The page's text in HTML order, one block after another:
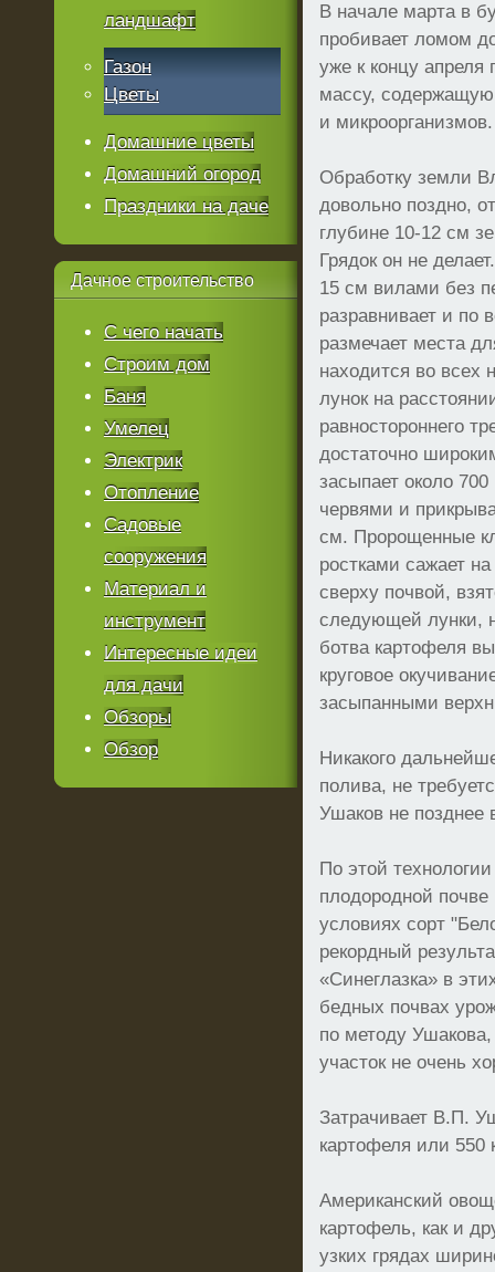
В начале марта в
пробивает ломом
уже к концу
массу,
и микроорганизмов.
Обработку земли
довольно поздно,
глубине 10-12 см
Грядок он не
15 см вилами без
разравнивает и по
размечает места
находится во всех
лунок на
равностороннего
достаточно
засыпает около
червями и
см. Пророщенные
ростками сажает
сверху почвой,
следующей лунки,
ботва картофеля
круговое
засыпанными
Никакого
полива, не
Ушаков не позднее
По этой
плодородной
условиях сорт
рекордный
«Синеглазка» в
бедных почвах
по методу
участок не очень
Затрачивает В.П.
картофеля или 550
Американский
картофель, как и
узких грядах
ландшафт
Газон
Цветы
Домашние цветы
Домашний огород
Праздники на даче
Дачное строительство
С чего начать
Строим дом
Баня
Умелец
Электрик
Отопление
Садовые
сооружения
Материал и
инструмент
Интересные идеи
для дачи
Обзоры
Обзор